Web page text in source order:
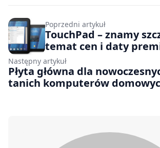
Poprzedni artykuł
TouchPad – znamy
temat cen i daty
Następny artykuł
Płyta główna dla
tanich komputerów